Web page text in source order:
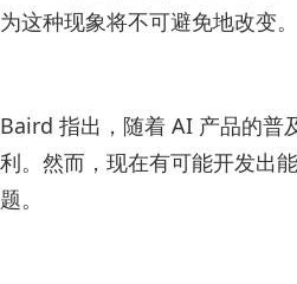
为这种现象将不可避免地改变。
Baird 指出，随着 AI 产品的普
利。然而，现在有可能开发出
题。